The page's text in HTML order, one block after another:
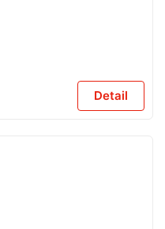
Detail